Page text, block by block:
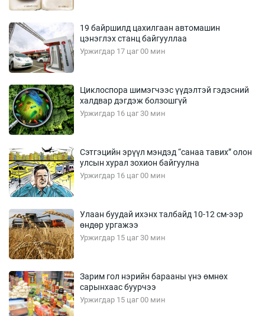
19 байршилд цахилгаан автомашин
цэнэглэх станц байгууллаа
Уржигдар 17 цаг 00 мин
Циклоспора шимэгчээс үүдэлтэй гэдэсний
халдвар дэгдэж болзошгүй
Уржигдар 16 цаг 30 мин
Сэтгэцийн эрүүл мэндэд “санаа тавих” олон
улсын хурал зохион байгуулна
Уржигдар 16 цаг 00 мин
Улаан буудай ихэнх талбайд 10-12 см-ээр
өндөр ургажээ
Уржигдар 15 цаг 30 мин
Зарим гол нэрийн барааны үнэ өмнөх
сарынхаас буурчээ
Уржигдар 15 цаг 00 мин